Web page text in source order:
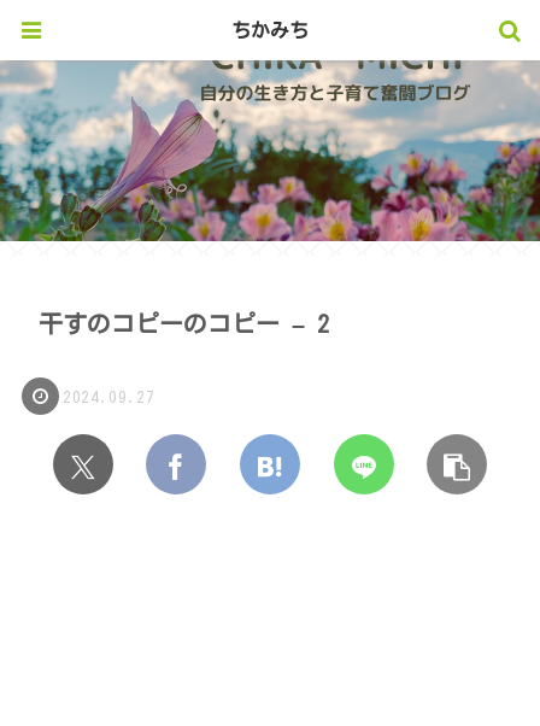
干すのコピーのコピー – 2
2024.09.27
ちかみち